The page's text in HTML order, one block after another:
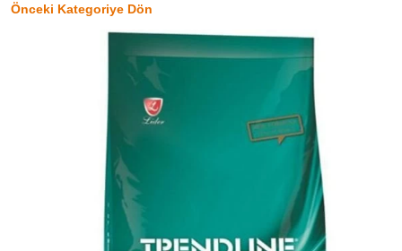
Önceki Kategoriye Dön